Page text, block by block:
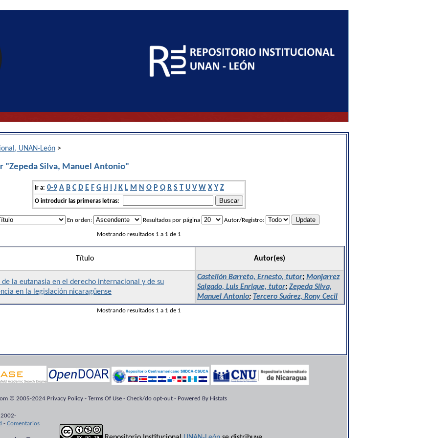
UNAN-León >
"Zepeda Silva, Manuel Antonio"
Ir a: 0-9 A B C D E F G H I J K L M N O P Q R S T U V W X Y Z
O introducir las primeras letras:
En orden: Resultados por página Autor/Registro:
Mostrando resultados 1 a 1 de 1
Título Autor(es)
de la eutanasia en el derecho internacional y de su
en la legislación nicaragüense
Castellón Barreto, Ernesto, tutor; Monjarrez
Salgado, Luis Enrique, tutor; Zepeda Silva,
Manuel Antonio; Tercero Suárez, Rony Cecil
Mostrando resultados 1 a 1 de 1
© 2005-2024 Privacy Policy - Terms Of Use - Check/do opt-out - Powered By Histats
- Comentarios